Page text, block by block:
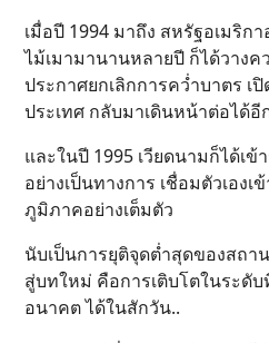
เมื่อปี 1994 มาถึง สหรัฐอเมริก
ไม้เมามานานหลายปี ก็ได้วาง
ประกาศยกเลิกการคว่ำบาตร เ
ประเทศ กลับมาเดินหน้าต่อได้อี
และในปี 1995 เวียดนามก็ได้เ
อย่างเป็นทางการ เชื่อมตัวเอง
ภูมิภาคอย่างเต็มตัว
นับเป็นการยุติจุดต่ำสุดของสถา
สู่บทใหม่ คือการเติบโตในระดั
อนาคต ได้ในสักวัน..